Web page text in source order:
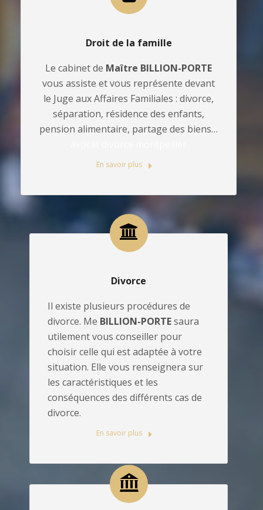
Droit de la famille
Le cabinet de Maître BILLION-PORTE
vous assiste et vous représente devant
le Juge aux Affaires Familiales : divorce,
séparation, résidence des enfants,
pension alimentaire, partage des biens…
En savoir plus
Divorce
Il existe plusieurs procédures de
divorce. Me BILLION-PORTEsaura
utilement vous conseiller pour
choisir celle qui est adaptée à votre
situation. Elle vous renseignera sur
les caractéristiques et les
conséquences des différents cas de
divorce.
En savoir plus